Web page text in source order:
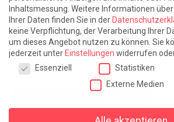
Das Flammenschwert Der grausame
NIEMALS UND AUCH DANN NICHT
Weite Reisen
Die Zeit der Ringelblumen ist vorbei
Inhaltsmessung. Weitere Informationen
Ihrer Daten finden Sie in der
keine Verpflichtung, der Verarbeitung Ihrer
um dieses Angebot nutzen zu können. Sie
jederzeit unter Einstellungen widerrufen
Datenschutzeinstellungen
Essenziell Statistiken
Externe Medien